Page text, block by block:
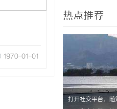
1970-01-01
热点推荐
打开社交平台，随